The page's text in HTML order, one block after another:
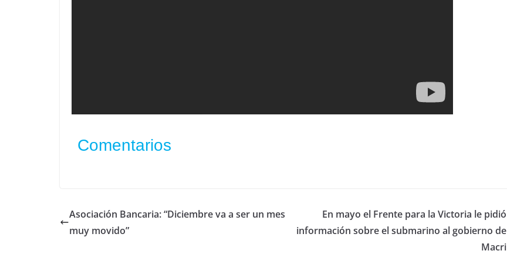
Comentarios
Asociación Bancaria: “Diciembre va a ser un mes
muy movido”
En mayo el Frente para la Victoria le pidió
información sobre el submarino al gobierno de
Macri